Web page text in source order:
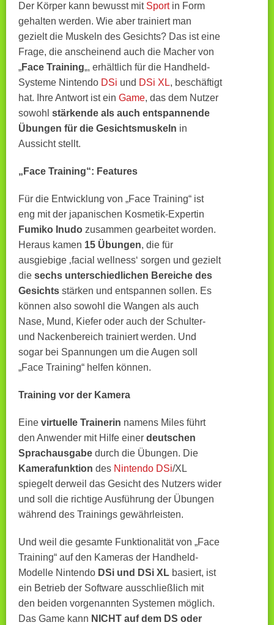
Der Körper kann bewusst mit Sportin Form
gehalten werden. Wie aber trainiert man
gezielt die Muskeln des Gesichts? Das ist eine
Frage, die anscheinend auch die Macher von
„Face Training„, erhältlich für die Handheld-
Systeme Nintendo DSi und DSi XL, beschäftigt
hat. Ihre Antwort ist ein Game, das dem Nutzer
sowohl stärkende als auch entspannende
Übungen für die Gesichtsmuskeln in
Aussicht stellt.
„Face Training“: Features
Für die Entwicklung von „Face Training“ ist
eng mit der japanischen Kosmetik-Expertin
Fumiko Inudo zusammen gearbeitet worden.
Heraus kamen 15 Übungen, die für
ausgiebige ‚facial wellness‘ sorgen und gezielt
die sechs unterschiedlichen Bereiche des
Gesichts stärken und entspannen sollen. Es
können also sowohl die Wangen als auch
Nase, Mund, Kiefer oder auch der Schulter-
und Nackenbereich trainiert werden. Und
sogar bei Spannungen um die Augen soll
„Face Training“ helfen können.
Training vor der Kamera
Eine virtuelle Trainerin namens Miles führt
den Anwender mit Hilfe einer deutschen
Sprachausgabe durch die Übungen. Die
Kamerafunktion des Nintendo DSi/XL
spiegelt derweil das Gesicht des Nutzers wider
und soll die richtige Ausführung der Übungen
während des Trainings gewährleisten.
Und weil die gesamte Funktionalität von „Face
Training“ auf den Kameras der Handheld-
Modelle Nintendo DSi und DSi XL basiert, ist
ein Betrieb der Software ausschließlich mit
den beiden vorgenannten Systemen möglich.
Das Game kann NICHT auf dem DS oder